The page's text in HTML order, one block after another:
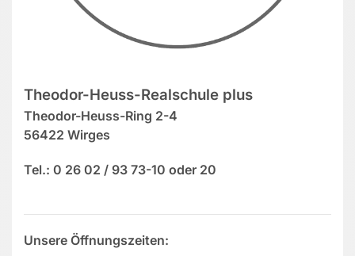
Theodor-Heuss-Realschule plus
Theodor-Heuss-Ring 2-4
56422 Wirges
Tel.: 0 26 02 / 93 73-10 oder 20
Unsere Öffnungszeiten: